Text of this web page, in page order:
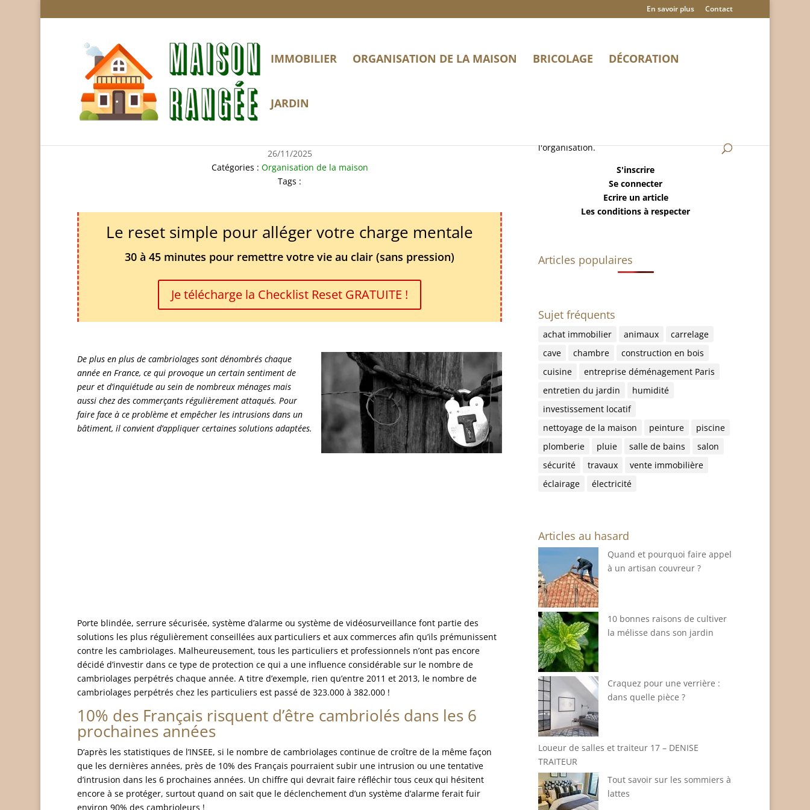
En savoir plus Contact
IMMOBILIER ORGANISATION DE LA MAISON BRICOLAGE DÉCORATION
JARDIN
26/11/2025
Catégories : Organisation de la maison
Tags :
Le reset simple pour alléger votre charge mentale
30 à 45 minutes pour remettre votre vie au clair (sans pression)
Je télécharge la Checklist Reset GRATUITE !
De plus en plus de cambriolages sont dénombrés chaque
année en France, ce qui provoque un certain sentiment de
peur et d’inquiétude au sein de nombreux ménages mais
aussi chez des commerçants régulièrement attaqués. Pour
faire face à ce problème et empêcher les intrusions dans un
bâtiment, il convient d’appliquer certaines solutions adaptées.
Porte blindée, serrure sécurisée, système d’alarme ou système de vidéosurveillance font partie des
solutions les plus régulièrement conseillées aux particuliers et aux commerces afin qu’ils prémunissent
contre les cambriolages. Malheureusement, tous les particuliers et professionnels n’ont pas encore
décidé d’investir dans ce type de protection ce qui a une influence considérable sur le nombre de
cambriolages perpétrés chaque année. A titre d’exemple, rien qu’entre 2011 et 2013, le nombre de
cambriolages perpétrés chez les particuliers est passé de 323.000 à 382.000 !
10% des Français risquent d’être cambriolés dans les 6
prochaines années
D’après les statistiques de l’INSEE, si le nombre de cambriolages continue de croître de la même façon
que les dernières années, près de 10% des Français pourraient subir une intrusion ou une tentative
d’intrusion dans les 6 prochaines années. Un chiffre qui devrait faire réfléchir tous ceux qui hésitent
encore à se protéger, surtout quand on sait que le déclenchement d’un système d’alarme ferait fuir
environ 90% des cambrioleurs !
l'organisation.
S'inscrire
Se connecter
Ecrire un article
Les conditions à respecter
Articles populaires
Sujet fréquents
achat immobilier animaux
carrelage
cave
chambre
construction en bois
cuisine
entreprise déménagement Paris
entretien du jardin
humidité
investissement locatif
nettoyage de la maison
peinture
piscine
plomberie
pluie salle de bains
salon
sécurité
travaux
vente immobilière
éclairage
électricité
Articles au hasard
Quand et pourquoi faire appel
à un artisan couvreur ?
10 bonnes raisons de cultiver
la mélisse dans son jardin
Craquez pour une verrière :
dans quelle pièce ?
Loueur de salles et traiteur 17 – DENISE
TRAITEUR
Tout savoir sur les sommiers à
lattes